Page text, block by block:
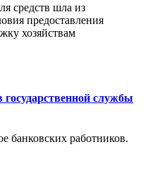
средств шла из
предоставления
хозяйствам
государственной службы
банковских работников.